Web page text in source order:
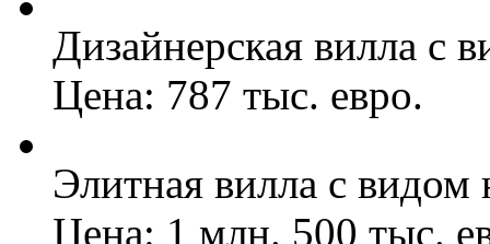
Дизайнерская вилла с
Цена: 787 тыс. евро.
Элитная вилла с видом
Цена: 1 млн. 500 тыс.